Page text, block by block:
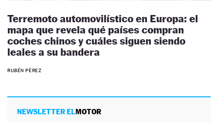
Terremoto automovilístico en Europa: el
mapa que revela qué países compran
coches chinos y cuáles siguen siendo
leales a su bandera
RUBÉN PÉREZ
NEWSLETTER ELMOTOR